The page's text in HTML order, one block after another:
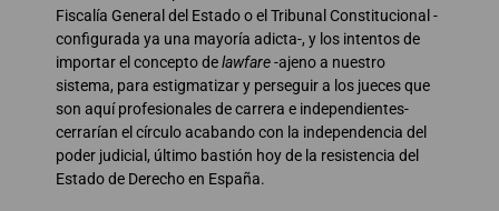
Fiscalía General del Estado o el Tribunal Constitucional -
configurada ya una mayoría adicta-, y los intentos de
importar el concepto delawfare-ajeno a nuestro
sistema, para estigmatizar y perseguir a los jueces que
son aquí profesionales de carrera e independientes-
cerrarían el círculo acabando con la independencia del
poder judicial, último bastión hoy de la resistencia del
Estado de Derecho en España.